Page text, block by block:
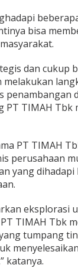
bisa
dan cukup
melakukan
penambangan
TIMAH Tbk
PT TIMAH
perusahaan
yang
eksplorasi
TIMAH Tbk
tumpang
katanya.